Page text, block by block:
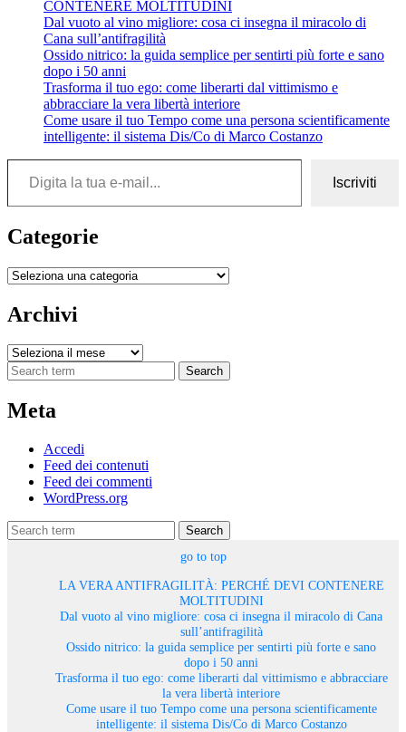
CONTENERE MOLTITUDINI
Dal vuoto al vino migliore: cosa ci insegna il miracolo di
Cana sull’antifragilità
Ossido nitrico: la guida semplice per sentirti più forte e sano
dopo i 50 anni
Trasforma il tuo ego: come liberarti dal vittimismo e
abbracciare la vera libertà interiore
Come usare il tuo Tempo come una persona scientificamente
intelligente: il sistema Dis/Co di Marco Costanzo
Digita la tua e-mail...
Iscriviti
Categorie
Categorie
Archivi
Archivi
Search
Meta
Accedi
Feed dei contenuti
Feed dei commenti
WordPress.org
Search
go to top
LA VERA ANTIFRAGILITÀ: PERCHÉ DEVI CONTENERE
MOLTITUDINI
Dal vuoto al vino migliore: cosa ci insegna il miracolo di Cana
sull’antifragilità
Ossido nitrico: la guida semplice per sentirti più forte e sano
dopo i 50 anni
Trasforma il tuo ego: come liberarti dal vittimismo e abbracciare
la vera libertà interiore
Come usare il tuo Tempo come una persona scientificamente
intelligente: il sistema Dis/Co di Marco Costanzo